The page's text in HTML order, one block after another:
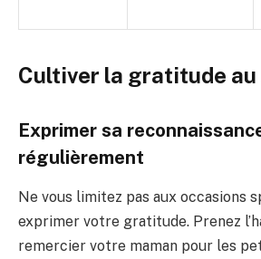
Cultiver la gratitude
Exprimer sa
régulièrement
Ne vous limitez pas aux occasions
exprimer votre gratitude. Prenez
remercier votre maman pour les